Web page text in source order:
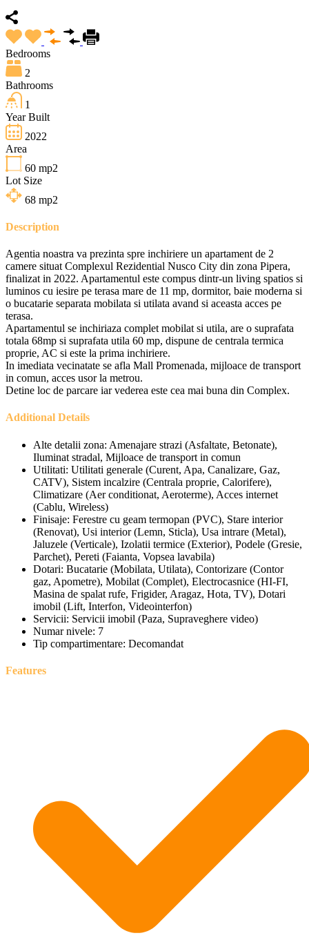
Bedrooms
2
Bathrooms
1
Year Built
2022
Area
60 mp2
Lot Size
68 mp2
Description
Agentia noastra va prezinta spre inchiriere un apartament de 2
camere situat Complexul Rezidential Nusco City din zona Pipera,
finalizat in 2022. Apartamentul este compus dintr-un living spatios si
luminos cu iesire pe terasa mare de 11 mp, dormitor, baie moderna si
o bucatarie separata mobilata si utilata avand si aceasta acces pe
terasa.
Apartamentul se inchiriaza complet mobilat si utila, are o suprafata
totala 68mp si suprafata utila 60 mp, dispune de centrala termica
proprie, AC si este la prima inchiriere.
In imediata vecinatate se afla Mall Promenada, mijloace de transport
in comun, acces usor la metrou.
Detine loc de parcare iar vederea este cea mai buna din Complex.
Additional Details
Alte detalii zona: Amenajare strazi (Asfaltate, Betonate),
Iluminat stradal, Mijloace de transport in comun
Utilitati: Utilitati generale (Curent, Apa, Canalizare, Gaz,
CATV), Sistem incalzire (Centrala proprie, Calorifere),
Climatizare (Aer conditionat, Aeroterme), Acces internet
(Cablu, Wireless)
Finisaje: Ferestre cu geam termopan (PVC), Stare interior
(Renovat), Usi interior (Lemn, Sticla), Usa intrare (Metal),
Jaluzele (Verticale), Izolatii termice (Exterior), Podele (Gresie,
Parchet), Pereti (Faianta, Vopsea lavabila)
Dotari: Bucatarie (Mobilata, Utilata), Contorizare (Contor
gaz, Apometre), Mobilat (Complet), Electrocasnice (HI-FI,
Masina de spalat rufe, Frigider, Aragaz, Hota, TV), Dotari
imobil (Lift, Interfon, Videointerfon)
Servicii: Servicii imobil (Paza, Supraveghere video)
Numar nivele: 7
Tip compartimentare: Decomandat
Features